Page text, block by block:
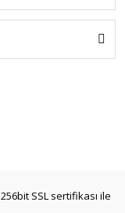
SSL sertifikası ile